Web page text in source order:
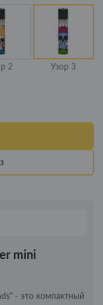
2 Узор 3
mini
- это компактный